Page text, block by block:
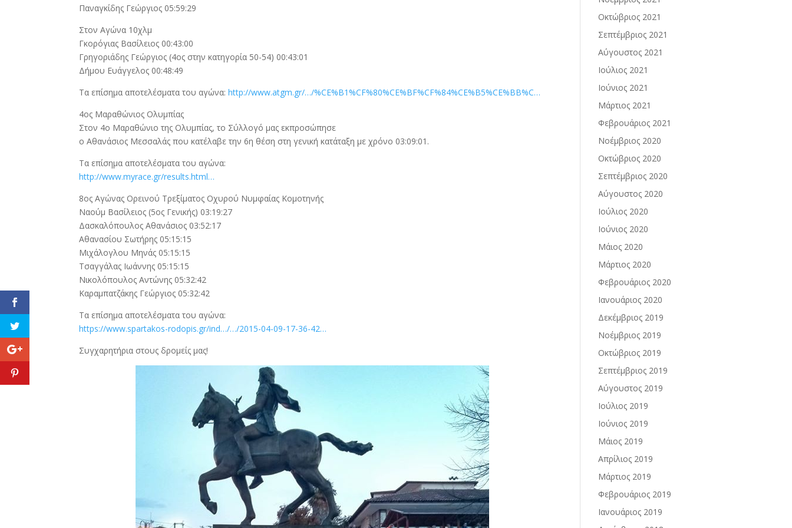
Παναγκίδης Γεώργιος 05:59:29
Στον Αγώνα 10χλμ
Γκορόγιας Βασίλειος 00:43:00
Γρηγοριάδης Γεώργιος (4ος στην κατηγορία 50-54) 00:43:01
Δήμου Ευάγγελος 00:48:49
Τα επίσημα αποτελέσματα του αγώνα:http://www.atgm.gr/…/%CE%B1%CF%80%CE%BF%CF%84%CE%B5%CE%BB%C…
4ος Μαραθώνιος Ολυμπίας
Στον 4ο Μαραθώνιο της Ολυμπίας, το Σύλλογό μας εκπροσώπησε
ο Αθανάσιος Μεσσαλάς που κατέλαβε την 6η θέση στη γενική κατάταξη με χρόνο 03:09:01.
Τα επίσημα αποτελέσματα του αγώνα:
http://www.myrace.gr/results.html…
8ος Αγώνας Ορεινού Τρεξίματος Οχυρού Νυμφαίας Κομοτηνής
Ναούμ Βασίλειος (5ος Γενικής) 03:19:27
Δασκαλόπουλος Αθανάσιος 03:52:17
Αθανασίου Σωτήρης 05:15:15
Μιχάλογλου Μηνάς 05:15:15
Τσαγγάλας Ιωάννης 05:15:15
Νικολόπουλος Αντώνης 05:32:42
Καραμπατζάκης Γεώργιος 05:32:42
Τα επίσημα αποτελέσματα του αγώνα:
https://www.spartakos-rodopis.gr/ind…/…/2015-04-09-17-36-42…
Συγχαρητήρια στους δρομείς μας!
Οκτώβριος 2021
Σεπτέμβριος 2021
Αύγουστος 2021
Ιούλιος 2021
Ιούνιος 2021
Μάρτιος 2021
Φεβρουάριος 2021
Νοέμβριος 2020
Οκτώβριος 2020
Σεπτέμβριος 2020
Αύγουστος 2020
Ιούλιος 2020
Ιούνιος 2020
Μάιος 2020
Μάρτιος 2020
Φεβρουάριος 2020
Ιανουάριος 2020
Δεκέμβριος 2019
Νοέμβριος 2019
Οκτώβριος 2019
Σεπτέμβριος 2019
Αύγουστος 2019
Ιούλιος 2019
Ιούνιος 2019
Μάιος 2019
Απρίλιος 2019
Μάρτιος 2019
Φεβρουάριος 2019
Ιανουάριος 2019